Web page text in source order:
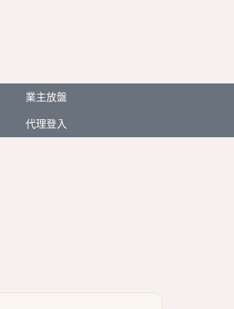
業主放盤
代理登入